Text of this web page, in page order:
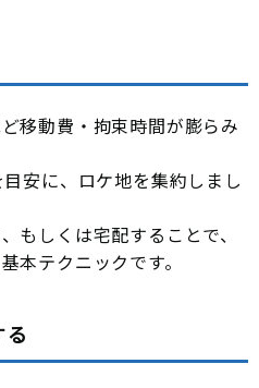
移動費・拘束時間が膨らみ
安に、ロケ地を集約しまし
もしくは宅配することで、
本テクニックです。